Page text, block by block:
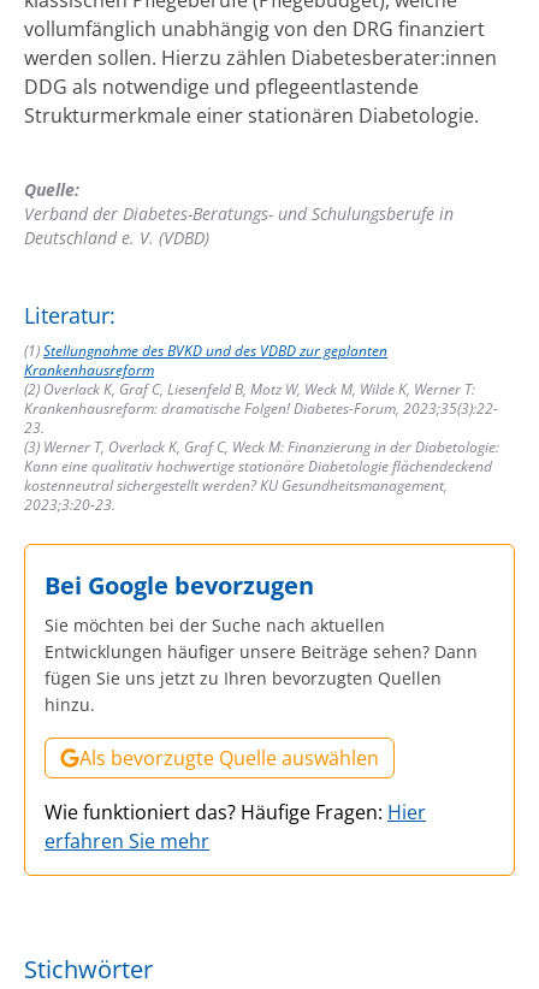
vollumfänglich unabhängig von den DRG finanziert
werden sollen. Hierzu zählen Diabetesberater:innen
DDG als notwendige und pflegeentlastende
Strukturmerkmale einer stationären Diabetologie.
Quelle:
Verband der Diabetes-Beratungs- und Schulungsberufe in
Deutschland e. V. (VDBD)
Literatur:
(1)Stellungnahme des BVKD und des VDBD zur geplanten
Krankenhausreform
(2) Overlack K, Graf C, Liesenfeld B, Motz W, Weck M, Wilde K, Werner T:
Krankenhausreform: dramatische Folgen! Diabetes-Forum, 2023;35(3):22-
23.
(3) Werner T, Overlack K, Graf C, Weck M: Finanzierung in der Diabetologie:
Kann eine qualitativ hochwertige stationäre Diabetologie flächendeckend
kostenneutral sichergestellt werden? KU Gesundheitsmanagement,
2023;3:20-23.
Bei Google bevorzugen
Sie möchten bei der Suche nach aktuellen
Entwicklungen häufiger unsere Beiträge sehen? Dann
fügen Sie uns jetzt zu Ihren bevorzugten Quellen
hinzu.
Als bevorzugte Quelle auswählen
Wie funktioniert das? Häufige Fragen: Hier
erfahren Sie mehr
Stichwörter